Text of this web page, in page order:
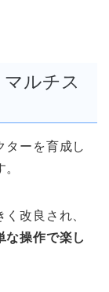
ルチス
ターを育成し
改良され、
な操作で楽し